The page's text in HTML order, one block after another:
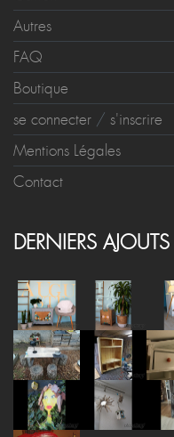
Palettes
Bois Flotté
Carton
Autres
FAQ
Mentions Légales
Contact
DERNIERS AJOUTS